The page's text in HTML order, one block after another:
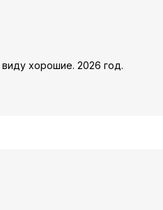
хорошие. 2026 год.